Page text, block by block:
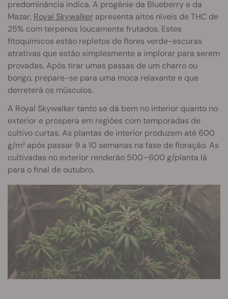
predominância indica. A progénie da Blueberry e da
Mazar, Royal Skywalker apresenta altos níveis de THC de
25% com terpenos loucamente frutados. Estes
fitoquímicos estão repletos de flores verde-escuras
atrativas que estão simplesmente a implorar para serem
provadas. Após tirar umas passas de um charro ou
bongo, prepare-se para uma moca relaxante e que
derreterá os músculos.
A Royal Skywalker tanto se dá bem no interior quanto no
exterior e prospera em regiões com temporadas de
cultivo curtas. As plantas de interior produzem até 600
g/m² após passar 9 a 10 semanas na fase de floração. As
cultivadas no exterior renderão 500–600 g/planta lá
para o final de outubro.